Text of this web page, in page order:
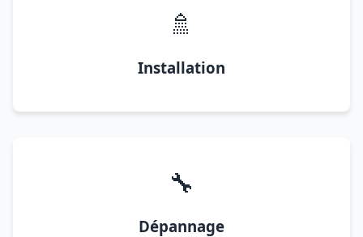
🚿
Installation
🔧
Dépannage